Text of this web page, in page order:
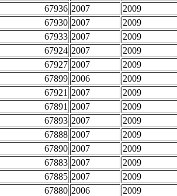
67936 2007
2009
67930 2007
2009
67933 2007
2009
67924 2007
2009
67927 2007
2009
67899 2006
2009
67921 2007
2009
67891 2007
2009
67893 2007
2009
67888 2007
2009
67890 2007
2009
67883 2007
2009
67885 2007
2009
67880 2006
2009